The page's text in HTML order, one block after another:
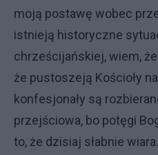
moją postawę wobec
istnieją historyczne
chrześcijańskiej, wiem,
że pustoszeją Kościoły
konfesjonały są
przejściowa, bo potęgi
to, że dzisiaj słabnie